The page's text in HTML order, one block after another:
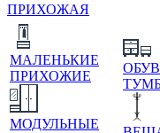
ПРИХОЖАЯ
МАЛЕНЬКИЕ
ПРИХОЖИЕ
МОДУЛЬНЫЕ